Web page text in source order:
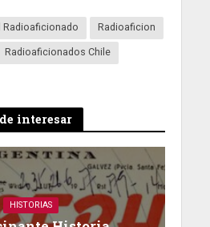
Radioaficion
Radioaficionados Chile
interesar
HISTORIAS